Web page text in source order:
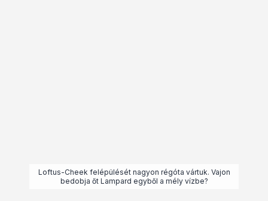
Loftus-Cheek felépülését nagyon régóta vártuk. Vajon
bedobja őt Lampard egyből a mély vízbe?